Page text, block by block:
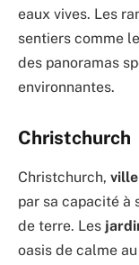
eaux vives. Les
sentiers comme le
des panoramas
environnantes.
Christchurch
Christchurch,
par sa capacité à
de terre. Les
oasis de calme